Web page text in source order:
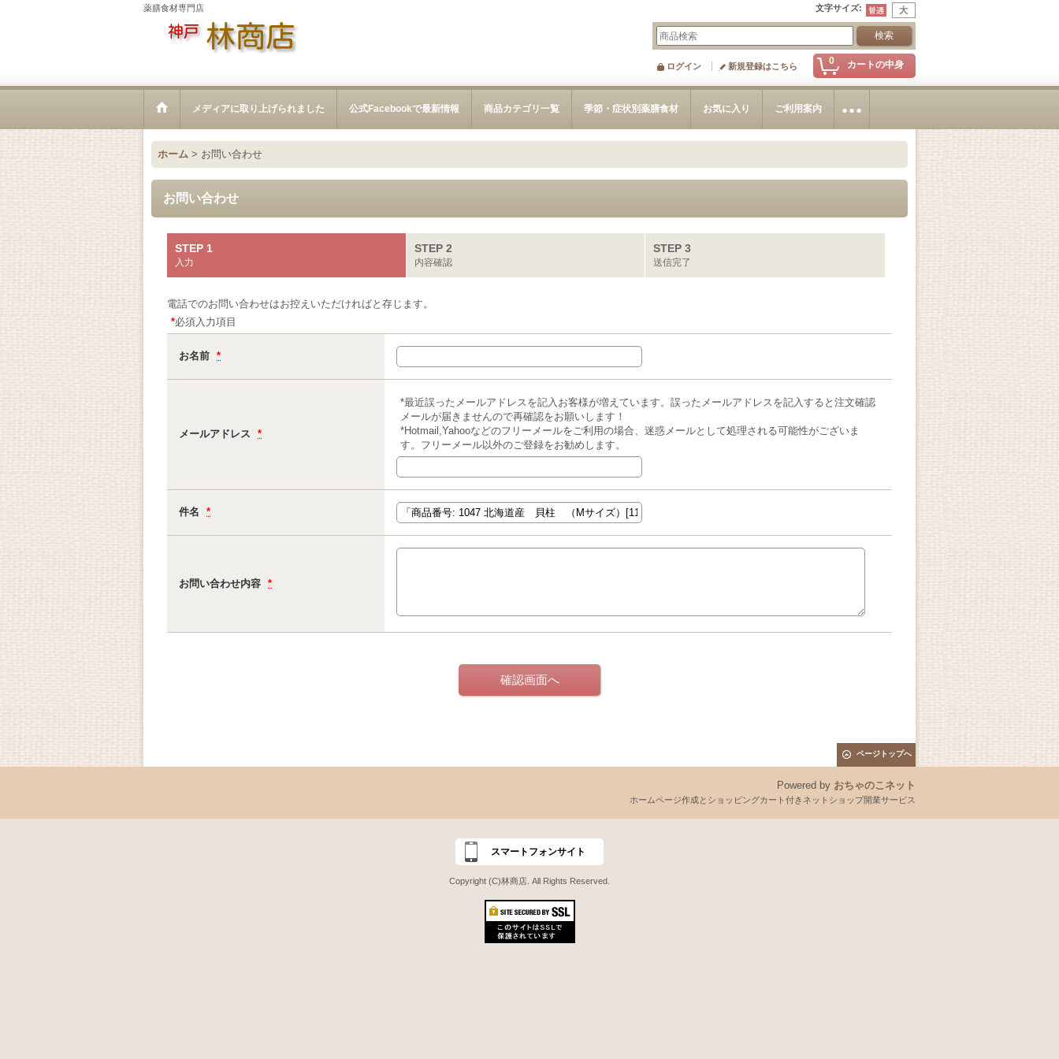
薬膳食材専門店 文字サイズ:
0 カートの中身
ログイン 新規登録はこちら
メディアに取り上げられました 公式Facebookで最新情報 商品カテゴリ一覧 季節・症状別薬膳食材 お気に入り ご利用案内
ホーム > お問い合わせ
お問い合わせ
STEP 1
入力
STEP 2
内容確認
STEP 3
送信完了
電話でのお問い合わせはお控えいただければと存じます。
*必須入力項目
お名前 *
メールアドレス *
*最近誤ったメールアドレスを記入お客様が増えています。誤ったメールアドレスを記入すると注文確認
メールが届きませんので再確認をお願いします！
*Hotmail,Yahooなどのフリーメールをご利用の場合、迷惑メールとして処理される可能性がございま
す。フリーメール以外のご登録をお勧めします。
件名 *
お問い合わせ内容 *
ページトップへ
Powered by おちゃのこネット
ホームページ作成とショッピングカート付きネットショップ開業サービス
スマートフォンサイト
Copyright (C)林商店. All Rights Reserved.